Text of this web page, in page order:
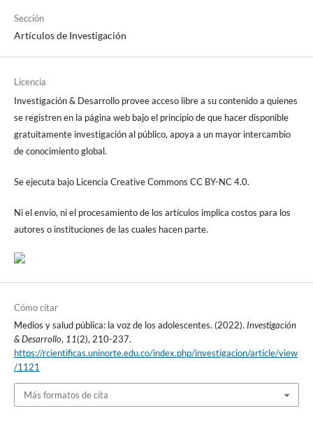
Sección
Artículos de Investigación
Licencia
Investigación & Desarrollo provee acceso libre a su contenido a quienes
se registren en la página web bajo el principio de que hacer disponible
gratuitamente investigación al público, apoya a un mayor intercambio
de conocimiento global.
Se ejecuta bajo Licencia Creative Commons CC BY-NC 4.0.
Ni el envío, ni el procesamiento de los artículos implica costos para los
autores o instituciones de las cuales hacen parte.
Cómo citar
Medios y salud pública: la voz de los adolescentes. (2022). Investigación
& Desarrollo, 11(2), 210-237.
https://rcientificas.uninorte.edu.co/index.php/investigacion/article/view
/1121
Más formatos de cita